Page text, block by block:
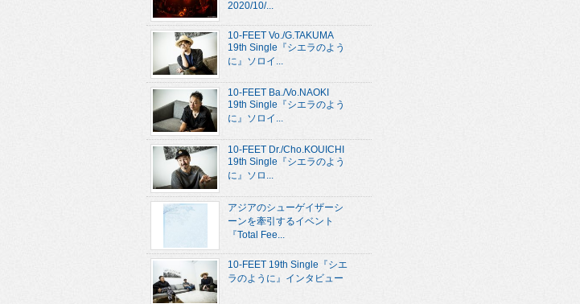
2020/10/...
10-FEET Vo./G.TAKUMA
19th Single『シエラのよう
に』ソロイ...
10-FEET Ba./Vo.NAOKI
19th Single『シエラのよう
に』ソロイ...
10-FEET Dr./Cho.KOUICHI
19th Single『シエラのよう
に』ソロ...
アジアのシューゲイザーシ
ーンを牽引するイベント
『Total Fee...
10-FEET 19th Single『シエ
ラのように』インタビュー